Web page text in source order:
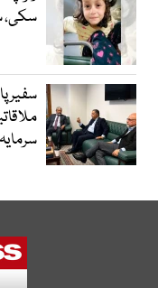
سکی،
سفیر